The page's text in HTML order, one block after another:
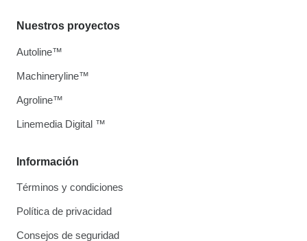
Información
Términos y condiciones
Política de privacidad
Consejos de seguridad
Nuestros proyectos
Autoline™
Machineryline™
Agroline™
Linemedia Digital ™